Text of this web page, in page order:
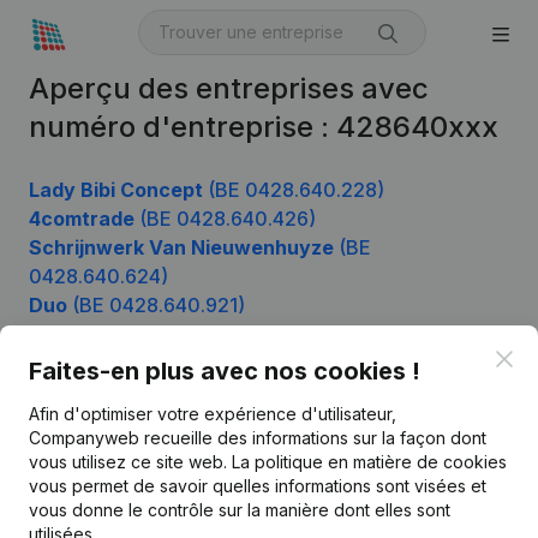
Aperçu des entreprises avec
numéro d'entreprise : 428640xxx
Lady Bibi Concept (BE 0428.640.228)
4comtrade (BE 0428.640.426)
Schrijnwerk Van Nieuwenhuyze (BE
0428.640.624)
Duo (BE 0428.640.921)
Faites-en plus avec nos cookies !
Afin d'optimiser votre expérience d'utilisateur,
Companyweb recueille des informations sur la façon dont
vous utilisez ce site web. La politique en matière de cookies
vous permet de savoir quelles informations sont visées et
vous donne le contrôle sur la manière dont elles sont
utilisées.
Français
Informations d’entreprise
Monitoring